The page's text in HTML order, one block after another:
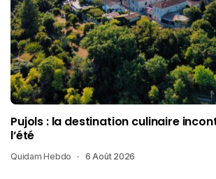
Pujols : la destination culinaire
l’été
Quidam Hebdo 6 Août 2026